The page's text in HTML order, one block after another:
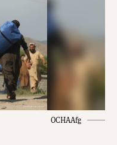
OCHAAfg